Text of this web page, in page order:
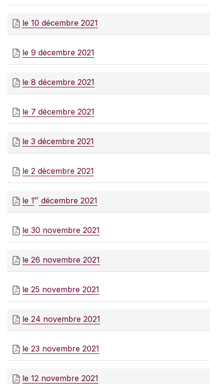
le 10 décembre 2021
le 9 décembre 2021
le 8 décembre 2021
le 7 décembre 2021
le 3 décembre 2021
le 2 décembre 2021
le 1er décembre 2021
le 30 novembre 2021
le 26 novembre 2021
le 25 novembre 2021
le 24 novembre 2021
le 23 novembre 2021
le 12 novembre 2021